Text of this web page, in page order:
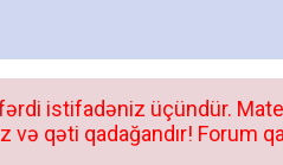
istifadəniz üçündür.
qəti qadağandır! Forum